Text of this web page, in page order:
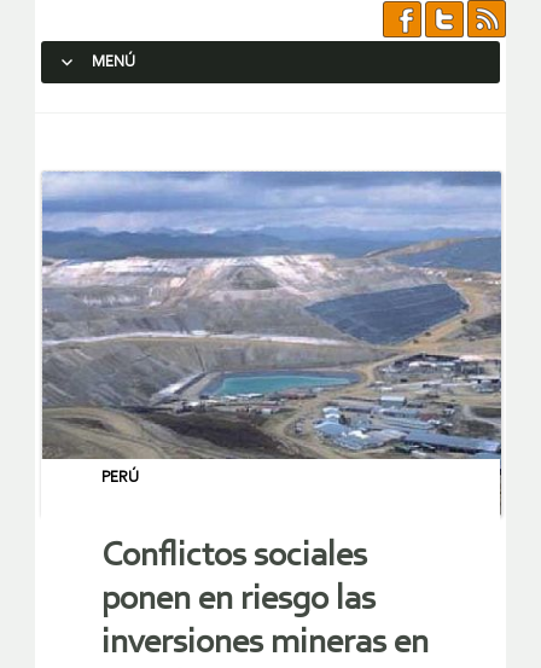
MENÚ
PERÚ
Conflictos sociales
ponen en riesgo las
inversiones mineras en